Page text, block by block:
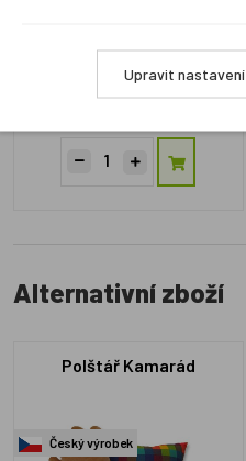
Skladem 2 ks
Alternativní zboží
Polštář Kamarád
Český výrobek
Upravit nastavení